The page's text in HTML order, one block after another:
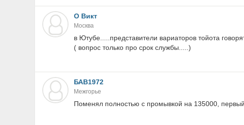
О Викт
Москва
в Ютубе.....представители вариаторов тойота
( вопрос только про срок службы.....)
БАВ1972
Межгорье
Поменял полностью с промывкой на 135000,